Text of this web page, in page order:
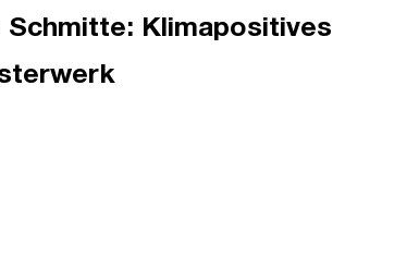
Schmitte: Klimapositives